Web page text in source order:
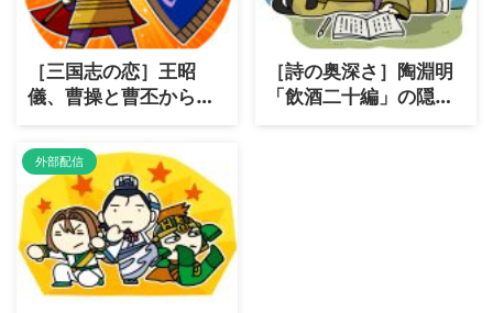
［三国志の恋］王昭
儀、曹操と曹丕からの
特別な愛
［詩の奥深さ］陶淵明
「飲酒二十編」の隠さ
れた魅力
外部配信